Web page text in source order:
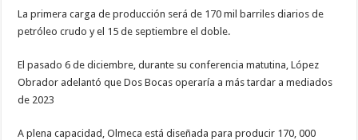
La primera carga de producción será de 170 mil barriles diarios de
petróleo crudo y el 15 de septiembre el doble.
El pasado 6 de diciembre, durante su conferencia matutina, López
Obrador adelantó que Dos Bocas operaría a más tardar a mediados
de 2023
A plena capacidad, Olmeca está diseñada para producir 170, 000